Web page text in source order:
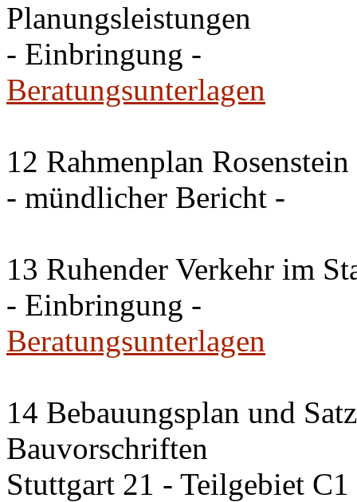
Planungsleistungen
- Einbringung -
Beratungsunterlagen
12 Rahmenplan Rosenstein
- mündlicher Bericht -
13 Ruhender Verkehr im
- Einbringung -
Beratungsunterlagen
14 Bebauungsplan und
Bauvorschriften
Stuttgart 21 - Teilgebiet